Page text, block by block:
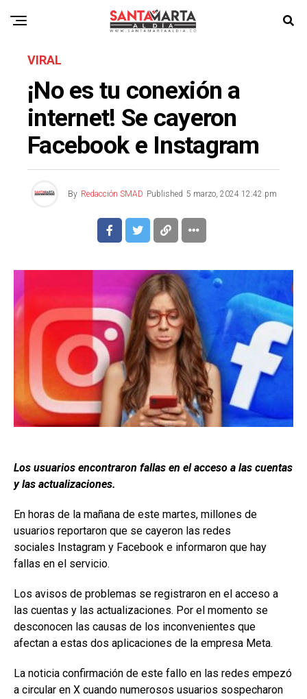
VIRAL
¡No es tu conexión a
internet! Se cayeron
Facebook e Instagram
By Redacción SMAD Published 5 marzo, 2024 12:42 pm
Los usuarios encontraron fallas en el acceso a las cuentas
y las actualizaciones.
En horas de la mañana de este martes, millones de
usuarios reportaron que se cayeron las redes
sociales Instagram y Facebook e informaron que hay
fallas en el servicio.
Los avisos de problemas se registraron en el acceso a
las cuentas y las actualizaciones. Por el momento se
desconocen las causas de los inconvenientes que
afectan a estas dos aplicaciones de la empresa Meta.
La noticia confirmación de este fallo en las redes empezó
a circular en X cuando numerosos usuarios sospecharon